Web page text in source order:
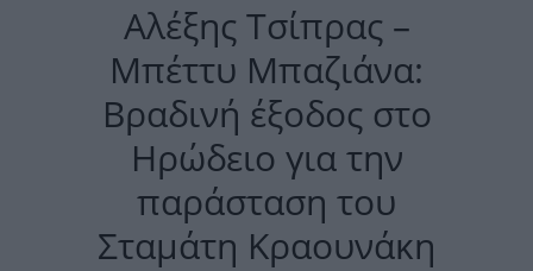
Αλέξης Τσίπρας –
Μπέττυ Μπαζιάνα:
Βραδινή έξοδος στο
Ηρώδειο για την
παράσταση του
Σταμάτη Κραουνάκη